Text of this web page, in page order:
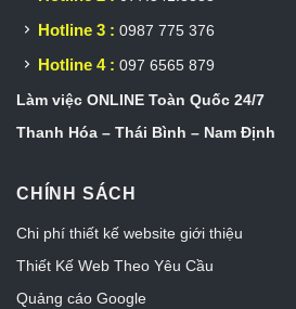
Hotline 3 : 0987 775 376
Hotline 4 : 097 6565 879
Làm việc ONLINE Toàn Quốc 24/7
Thanh Hóa – Thái Bình – Nam Định
CHÍNH SÁCH
Chi phí thiết kế website giới thiệu
Thiết Kế Web Theo Yêu Cầu
Quảng cáo Google